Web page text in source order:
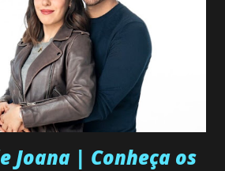
Joana | Conheça os